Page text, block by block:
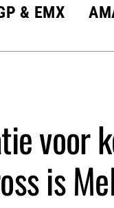
& EMX
voor
is